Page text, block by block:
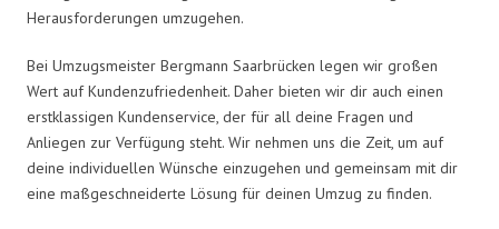
Herausforderungen umzugehen.
Bei Umzugsmeister Bergmann Saarbrücken legen wir großen
Wert auf Kundenzufriedenheit. Daher bieten wir dir auch einen
erstklassigen Kundenservice, der für all deine Fragen und
Anliegen zur Verfügung steht. Wir nehmen uns die Zeit, um auf
deine individuellen Wünsche einzugehen und gemeinsam mit dir
eine maßgeschneiderte Lösung für deinen Umzug zu finden.